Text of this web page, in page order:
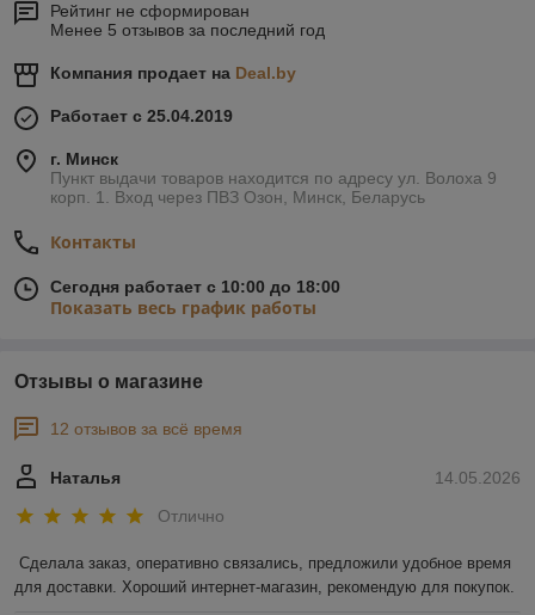
Рейтинг не сформирован
Менее 5 отзывов за последний год
Компания продает на Deal.by
Работает с 25.04.2019
г. Минск
Пункт выдачи товаров находится по адресу ул. Волоха 9
корп. 1. Вход через ПВЗ Озон, Минск, Беларусь
Контакты
Сегодня работает с 10:00 до 18:00
Показать весь график работы
Отзывы о магазине
12 отзывов за всё время
14.05.2026
Наталья
Отлично
Сделала заказ, оперативно связались, предложили удобное время
для доставки. Хороший интернет-магазин, рекомендую для покупок.